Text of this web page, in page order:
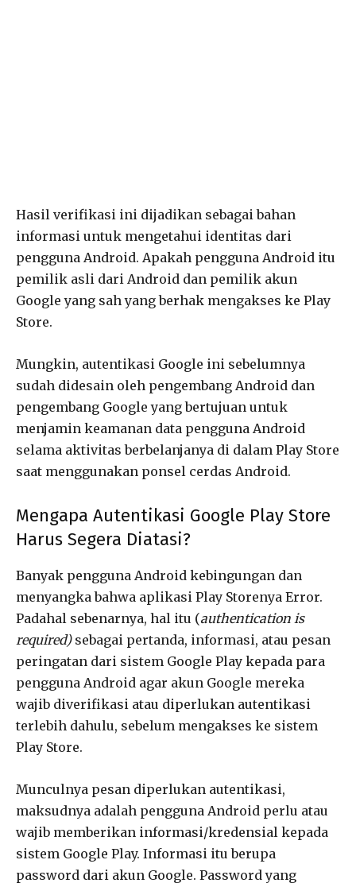
Hasil verifikasi ini dijadikan sebagai bahan
informasi untuk mengetahui identitas dari
pengguna Android. Apakah pengguna Android itu
pemilik asli dari Android dan pemilik akun
Google yang sah yang berhak mengakses ke Play
Store.
Mungkin, autentikasi Google ini sebelumnya
sudah didesain oleh pengembang Android dan
pengembang Google yang bertujuan untuk
menjamin keamanan data pengguna Android
selama aktivitas berbelanjanya di dalam Play Store
saat menggunakan ponsel cerdas Android.
Mengapa Autentikasi Google Play Store
Harus Segera Diatasi?
Banyak pengguna Android kebingungan dan
menyangka bahwa aplikasi Play Storenya Error.
Padahal sebenarnya, hal itu (authentication is
required)sebagai pertanda, informasi, atau pesan
peringatan dari sistem Google Play kepada para
pengguna Android agar akun Google mereka
wajib diverifikasi atau diperlukan autentikasi
terlebih dahulu, sebelum mengakses ke sistem
Play Store.
Munculnya pesan diperlukan autentikasi,
maksudnya adalah pengguna Android perlu atau
wajib memberikan informasi/kredensial kepada
sistem Google Play. Informasi itu berupa
password dari akun Google. Password yang